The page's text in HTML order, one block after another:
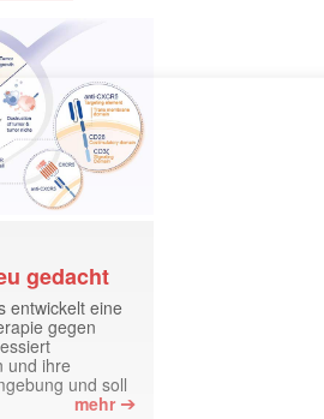
gedacht
entwickelt eine
gegen
und ihre
und soll
mehr ➔